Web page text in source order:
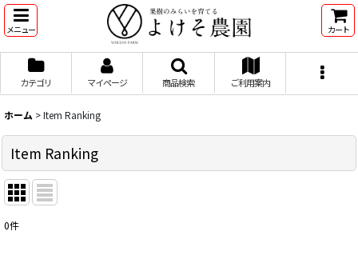
メニュー カート
カテゴリ マイページ 商品検索 ご利用案内
ホーム >Item Ranking
Item Ranking
0件